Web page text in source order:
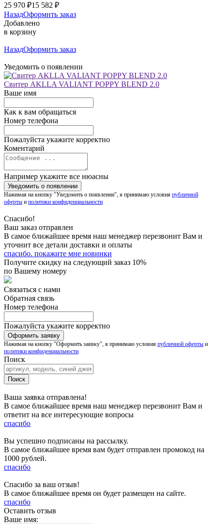
25 970 ₽15 582 ₽
НазадОформить заказ
Добавлено
в корзину
НазадОформить заказ
Уведомить о появлении
Свитер AKLLA VALIANT POPPY BLEND 2.0
Ваше имя
Как к вам обращаться
Номер телефона
Пожалуйста укажите корректно
Коментарий
Например укажите все нюасны
Нажимая на кнопку "Уведомить о появлении", я принимаю условия публичной
оферты и политики конфиденциальности
Спасибо!
Ваш заказ отправлен
В самое ближайшее время наш менеджер перезвонит Вам и
уточнит все детали доставки и оплаты
спасибо. покажите мне новинки
Получите скидку на следующий заказ 10%
по Вашему номеру
Связаться с нами
Обратная связь
Номер телефона
Пожалуйста укажите корректно
Нажимая на кнопку "Оформить заявку", я принимаю условия публичной оферты и
политики конфиденциальности
Поиск
Ваша заявка отправлена!
В самое ближайшее время наш менеджер перезвонит Вам и
ответит на все интересующие вопросы
спасибо
Вы успешно подписаны на рассылку.
В самое ближайшее время вам будет отправлен промокод на
1000 рублей.
спасибо
Спасибо за ваш отзыв!
В самое ближайшее время он будет размещен на сайте.
спасибо
Оставить отзыв
Ваше имя: